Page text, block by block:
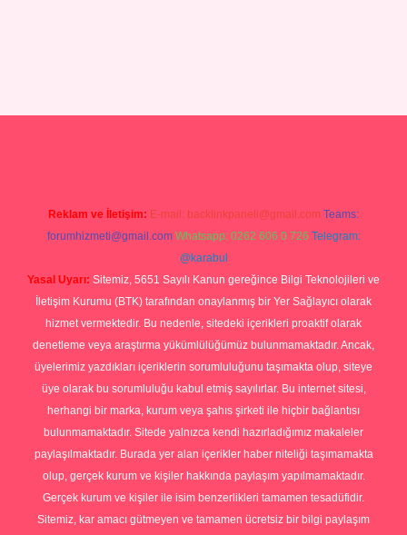
Reklam ve İletişim: E-mail: backlinkpaneli@gmail.com Teams:
forumhizmeti@gmail.com Whatsapp: 0262 606 0 726 Telegram:
@karabul
Yasal Uyarı: Sitemiz, 5651 Sayılı Kanun gereğince Bilgi Teknolojileri ve
İletişim Kurumu (BTK) tarafından onaylanmış bir Yer Sağlayıcı olarak
hizmet vermektedir. Bu nedenle, sitedeki içerikleri proaktif olarak
denetleme veya araştırma yükümlülüğümüz bulunmamaktadır. Ancak,
üyelerimiz yazdıkları içeriklerin sorumluluğunu taşımakta olup, siteye
üye olarak bu sorumluluğu kabul etmiş sayılırlar. Bu internet sitesi,
herhangi bir marka, kurum veya şahıs şirketi ile hiçbir bağlantısı
bulunmamaktadır. Sitede yalnızca kendi hazırladığımız makaleler
paylaşılmaktadır. Burada yer alan içerikler haber niteliği taşımamakta
olup, gerçek kurum ve kişiler hakkında paylaşım yapılmamaktadır.
Gerçek kurum ve kişiler ile isim benzerlikleri tamamen tesadüfidir.
Sitemiz, kar amacı gütmeyen ve tamamen ücretsiz bir bilgi paylaşım